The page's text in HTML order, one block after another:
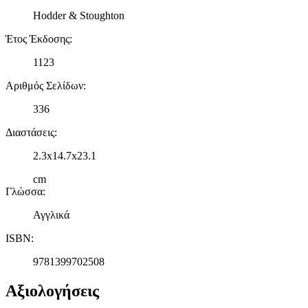
Hodder & Stoughton
Έτος Έκδοσης:
1123
Αριθμός Σελίδων:
336
Διαστάσεις:
2.3x14.7x23.1
cm
Γλώσσα:
Αγγλικά
ISBN:
9781399702508
Αξιολογήσεις